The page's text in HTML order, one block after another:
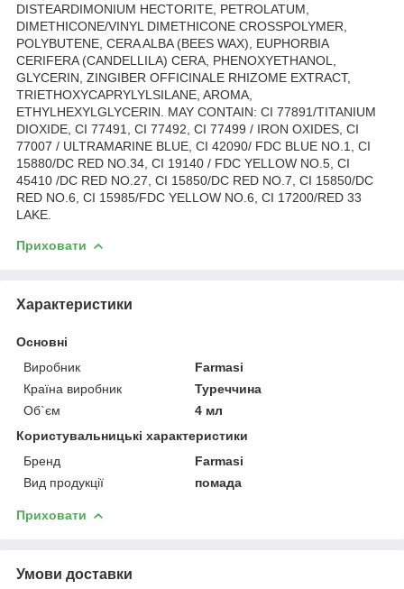
DISTEARDIMONIUM HECTORITE, PETROLATUM,
DIMETHICONE/VINYL DIMETHICONE CROSSPOLYMER,
POLYBUTENE, CERA ALBA (BEES WAX), EUPHORBIA
CERIFERA (CANDELLILA) CERA, PHENOXYETHANOL,
GLYCERIN, ZINGIBER OFFICINALE RHIZOME EXTRACT,
TRIETHOXYCAPRYLYLSILANE, AROMA,
ETHYLHEXYLGLYCERIN. MAY CONTAIN: CI 77891/TITANIUM
DIOXIDE, CI 77491, CI 77492, CI 77499 / IRON OXIDES, CI
77007 / ULTRAMARINE BLUE, CI 42090/ FDC BLUE NO.1, CI
15880/DC RED NO.34, CI 19140 / FDC YELLOW NO.5, CI
45410 /DC RED NO.27, CI 15850/DC RED NO.7, CI 15850/DC
RED NO.6, CI 15985/FDC YELLOW NO.6, CI 17200/RED 33
LAKE.
Приховати
Характеристики
Основні
Виробник
Farmasi
Країна виробник
Туреччина
Об`єм
4 мл
Користувальницькі характеристики
Бренд
Farmasi
Вид продукції
помада
Приховати
Умови доставки